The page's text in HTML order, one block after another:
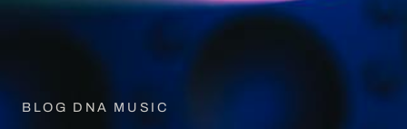
BLOG DNA MUSIC